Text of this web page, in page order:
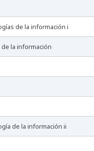
de la información i
la información
de la información ii